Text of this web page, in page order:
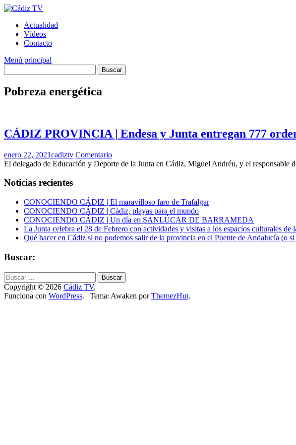
Saltar
contenidoActualidad
Vídeos
Contacto
Menú principal
Pobreza energética
CÁDIZ PROVINCIA | Endesa y Junta entregan 777
enero 22, 2021cadiztv Comentario
El delegado de Educación y Deporte de la Junta en Cádiz, Miguel Andréu, y el responsable
Noticias recientes
CONOCIENDO CÁDIZ | El maravilloso faro de Trafalgar
CONOCIENDO CÁDIZ | Cádiz, playas para el mundo
CONOCIENDO CÁDIZ | Un día en SANLÚCAR DE BARRAMEDA
La Junta celebra el 28 de Febrero con actividades y visitas a los espacios culturales de
Qué hacer en Cádiz si no podemos salir de la provincia en el Puente de Andalucía (o
Buscar:
Buscar:
Copyright © 2026 Cádiz TV.
Funciona con WordPress. | Tema: Awaken porThemezHut.